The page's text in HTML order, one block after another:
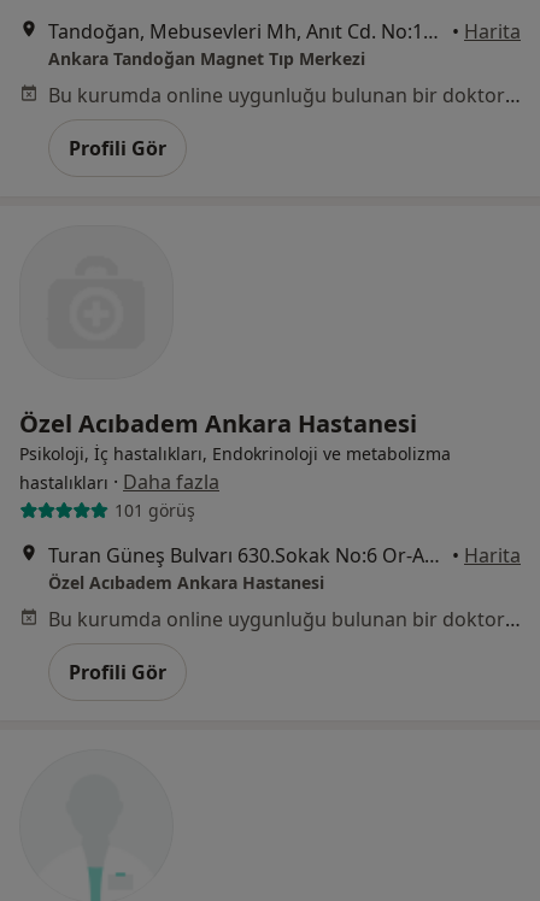
Tandoğan, Mebusevleri Mh, Anıt Cd. No:12 Çankaya, Ankara • Harita
Ankara Tandoğan Magnet Tıp Merkezi
Bu kurumda online uygunluğu bulunan bir doktor veya uzman bulunamadı
Profili Gör
Özel Acıbadem Ankara Hastanesi
Psikoloji, İç hastalıkları, Endokrinoloji ve metabolizma
hastalıkları · Daha fazla
101 görüş
Turan Güneş Bulvarı 630.Sokak No:6 Or-An, Çankaya • Harita
Özel Acıbadem Ankara Hastanesi
Bu kurumda online uygunluğu bulunan bir doktor veya uzman bulunamadı
Profili Gör